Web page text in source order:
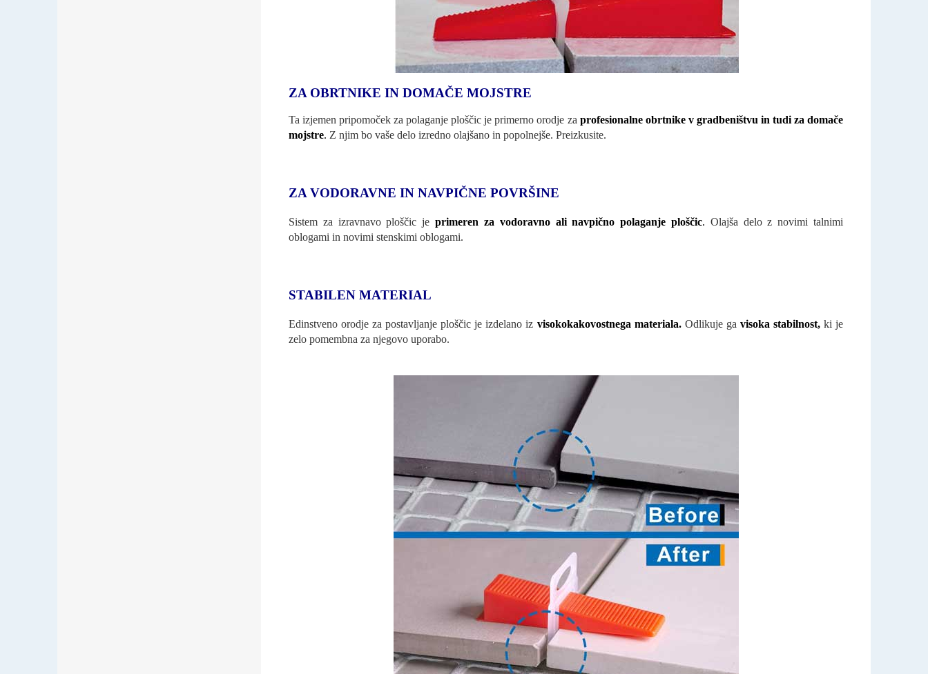
ZA OBRTNIKE IN DOMAČE MOJSTRE
Ta izjemen pripomoček za polaganje ploščic je primerno orodje za profesionalne obrtnike v gradbeništvu in tudi za domače
mojstre. Z njim bo vaše delo izredno olajšano in popolnejše. Preizkusite.
ZA VODORAVNE IN NAVPIČNE POVRŠINE
Sistem za izravnavo ploščic jeprimeren za vodoravno ali navpično polaganje ploščic. Olajša delo z novimi talnimi
oblogami in novimi stenskimi oblogami.
STABILEN MATERIAL
Edinstveno orodje za postavljanje ploščic je izdelano iz visokokakovostnega materiala. Odlikuje ga visoka stabilnost, ki je
zelo pomembna za njegovo uporabo.